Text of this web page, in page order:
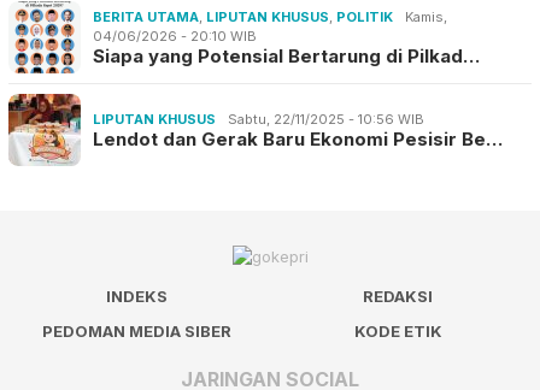
BERITA UTAMA, LIPUTAN KHUSUS, POLITIK
Kamis,
04/06/2026 - 20:10 WIB
Siapa yang Potensial Bertarung di Pilkad…
LIPUTAN KHUSUS Sabtu, 22/11/2025 - 10:56 WIB
Lendot dan Gerak Baru Ekonomi Pesisir Be…
INDEKS
REDAKSI
PEDOMAN MEDIA SIBER
KODE ETIK
JARINGAN SOCIAL